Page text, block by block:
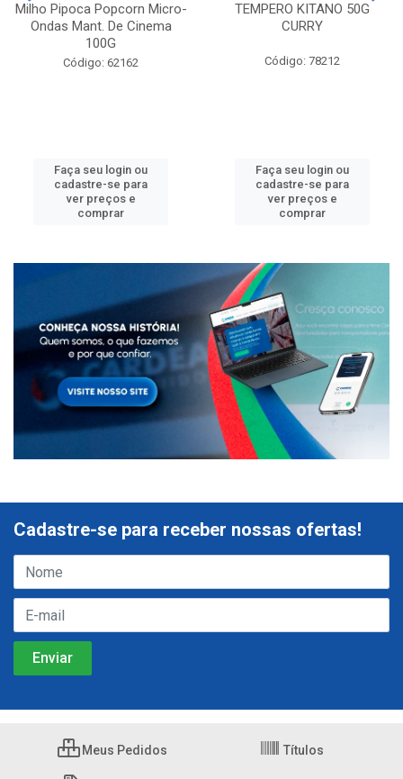
Milho Pipoca Popcorn Micro-
Ondas Mant. De Cinema
100G
Código: 62162
Faça seu login ou
cadastre-se para
ver preços e
comprar
TEMPERO KITANO 50G
CURRY
Código: 78212
Faça seu login ou
cadastre-se para
ver preços e
comprar
Cadastre-se para receber nossas ofertas!
Meus Pedidos Títulos